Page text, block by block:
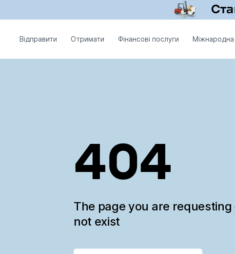
Відправити Отримати Фінансові послуги Міжнародна
404
The page you are requesting
not exist